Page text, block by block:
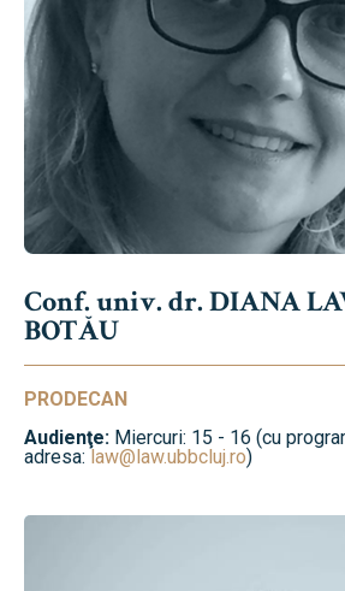
Conf. univ. dr. DIANA
BOTĂU
PRODECAN
Audienţe: Miercuri: 15 - 16 (cu
adresa: law@law.ubbcluj.ro)